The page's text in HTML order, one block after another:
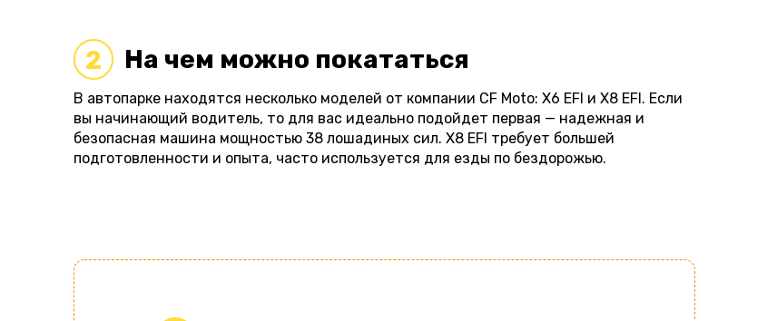
2 На чем можно покататься
В автопарке находятся несколько моделей от компании CF Moto: X6 EFI и X8 EFI. Если
вы начинающий водитель, то для вас идеально подойдет первая — надежная и
безопасная машина мощностью 38 лошадиных сил. X8 EFI требует большей
подготовленности и опыта, часто используется для езды по бездорожью.